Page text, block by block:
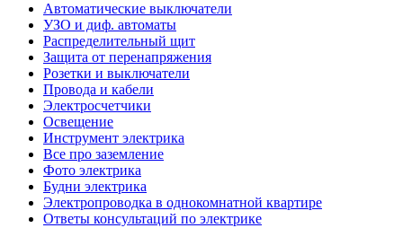
Автоматические выключатели
УЗО и диф. автоматы
Распределительный щит
Защита от перенапряжения
Розетки и выключатели
Провода и кабели
Электросчетчики
Освещение
Инструмент электрика
Все про заземление
Фото электрика
Будни электрика
Электропроводка в однокомнатной квартире
Ответы консультаций по электрике